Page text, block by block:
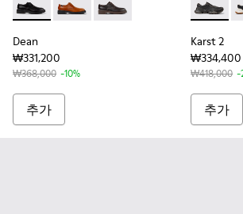
Dean - K100979-001 - 남성용 블랙 가죽
Dean - K100979-004
Dean - K100979-002
Dean
₩331,200
₩368,000 -10%
추가
Karst 2
Karst 2
₩334,400
₩418,000 -
추가